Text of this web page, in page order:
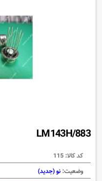
LM143H/883
کد کالا: 115
وضعیت: نو (جدید)